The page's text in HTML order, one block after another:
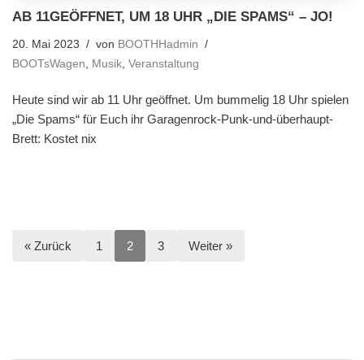
AB 11GEÖFFNET, UM 18 UHR „DIE SPAMS“ – JO!
20. Mai 2023 von BOOTHHadmin
BOOTsWagen, Musik, Veranstaltung
Heute sind wir ab 11 Uhr geöffnet. Um bummelig 18 Uhr spielen
„Die Spams“ für Euch ihr Garagenrock-Punk-und-überhaupt-
Brett: Kostet nix
« Zurück 1 2 3 Weiter »